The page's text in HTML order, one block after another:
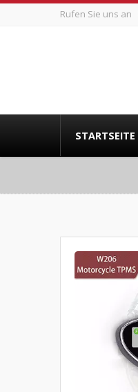
Rufen Sie uns an
STARTSEITE